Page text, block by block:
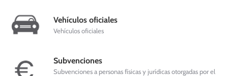
Vehículos oficiales
Vehículos oficiales
Subvenciones
Subvenciones a personas físicas y jurídicas otorgadas por el